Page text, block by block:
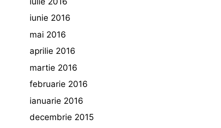
iunie 2016
mai 2016
aprilie 2016
martie 2016
februarie 2016
ianuarie 2016
decembrie 2015